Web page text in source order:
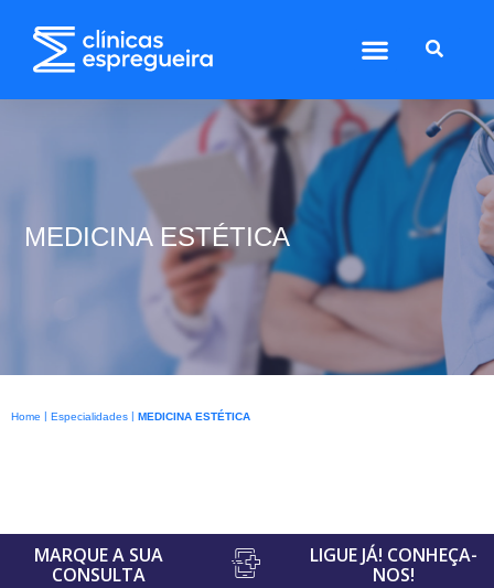
MEDICINA ESTÉTICA
Home | Especialidades | MEDICINA ESTÉTICA
MARQUE A SUA
CONSULTA
LIGUE JÁ! CONHEÇA-
NOS!